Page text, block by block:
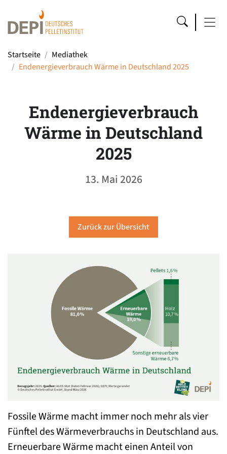
Startseite
Mediathek
Endenergieverbrauch Wärme in Deutschland 2025
Endenergieverbrauch
Wärme in Deutschland
2025
13. Mai 2026
Zurück zur Übersicht
Fossile Wärme macht immer noch mehr als vier
Fünftel des Wärmeverbrauchs in Deutschland aus.
Erneuerbare Wärme macht einen Anteil von